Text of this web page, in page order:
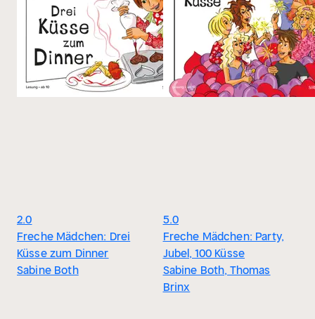
2.0
Freche Mädchen: Drei
Küsse zum Dinner
Sabine Both
5.0
Freche Mädchen: Party,
Jubel, 100 Küsse
Sabine Both, Thomas
Brinx